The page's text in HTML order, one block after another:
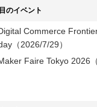
のイベント
Commerce
（2026/7/29）
Faire Tokyo 2026